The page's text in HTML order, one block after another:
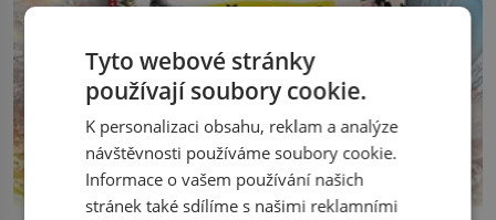
Tyto webové stránky
používají soubory cookie.
K personalizaci obsahu, reklam a analýze
návštěvnosti používáme soubory cookie.
Informace o vašem používání našich
stránek také sdílíme s našimi reklamními